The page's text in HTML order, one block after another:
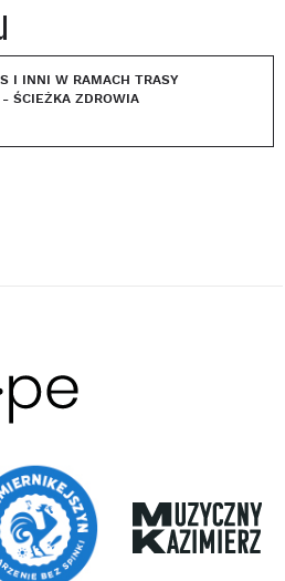
I INNI W RAMACH TRASY
- ŚCIEŻKA ZDROWIA